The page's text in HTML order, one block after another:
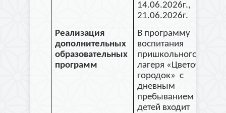
14.06.2026г.,
21.06.2026г.
Реализация
дополнительных
образовательных
программ
В программу
воспитания
пришкольного
лагеря «Цветочный
городок» с
дневным
пребыванием
детей входит